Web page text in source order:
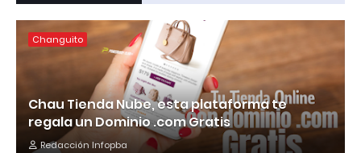
Changuito
Chau Tienda Nube, esta plataforma te
regala un Dominio .com Gratis
Redacción Infopba